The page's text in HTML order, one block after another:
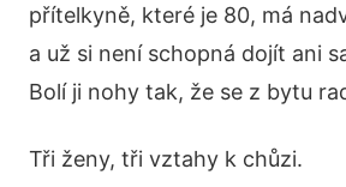
přítelkyně, které je 80, má
a už si není schopná dojít ani
Bolí ji nohy tak, že se z bytu
Tři ženy, tři vztahy k chůzi.